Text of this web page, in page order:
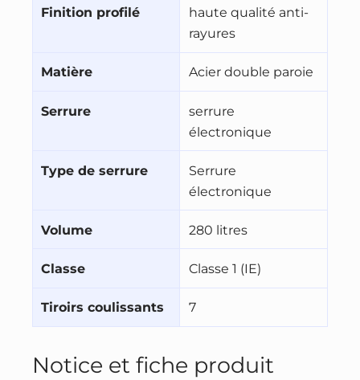
Finition profilé
haute qualité anti-
rayures
Matière Acier double paroie
Serrure
serrure
électronique
Type de serrure
Serrure
électronique
Volume 280 litres
Classe Classe 1 (IE)
Tiroirs coulissants 7
Notice et fiche produit